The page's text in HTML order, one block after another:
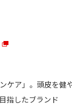
ンケア」。頭皮を
指したブランド